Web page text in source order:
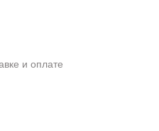
и оплате